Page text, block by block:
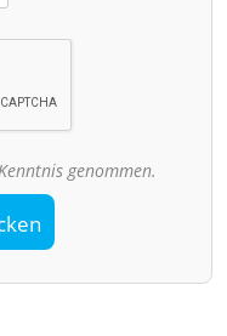
genommen.